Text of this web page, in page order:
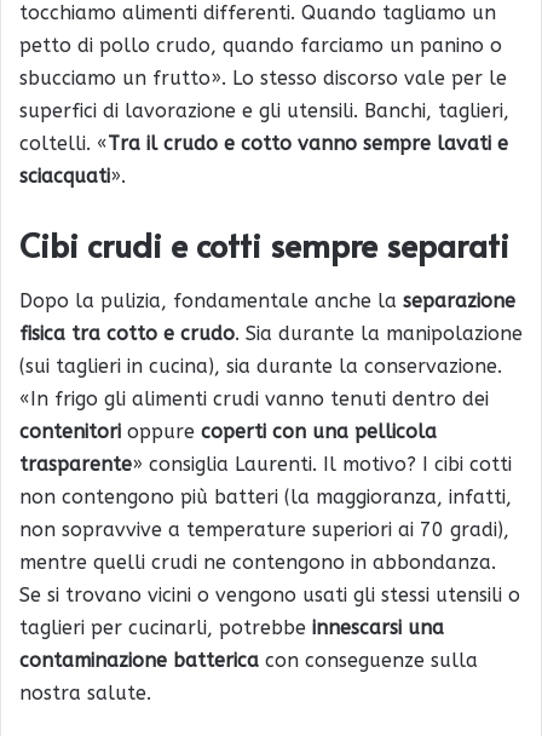
tocchiamo alimenti differenti. Quando tagliamo un
petto di pollo crudo, quando farciamo un panino o
sbucciamo un frutto». Lo stesso discorso vale per le
superfici di lavorazione e gli utensili. Banchi, taglieri,
coltelli. «Tra il crudo e cotto vanno sempre lavati e
sciacquati».
Cibi crudi e cotti sempre separati
Dopo la pulizia, fondamentale anche la separazione
fisica tra cotto e crudo. Sia durante la manipolazione
(sui taglieri in cucina), sia durante la conservazione.
«In frigo gli alimenti crudi vanno tenuti dentro dei
contenitori oppure coperti con una pellicola
trasparente» consiglia Laurenti. Il motivo? I cibi cotti
non contengono più batteri (la maggioranza, infatti,
non sopravvive a temperature superiori ai 70 gradi),
mentre quelli crudi ne contengono in abbondanza.
Se si trovano vicini o vengono usati gli stessi utensili o
taglieri per cucinarli, potrebbe innescarsi una
contaminazione batterica con conseguenze sulla
nostra salute.